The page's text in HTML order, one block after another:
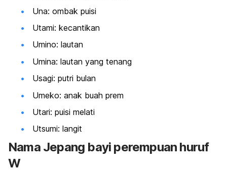
Una: ombak puisi
Utami: kecantikan
Umino: lautan
Umina: lautan yang tenang
Usagi: putri bulan
Umeko: anak buah prem
Utari: puisi melati
Utsumi: langit
Nama Jepang bayi perempuan huruf
W